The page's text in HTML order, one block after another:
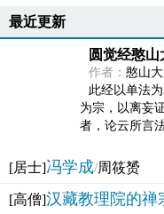
最近更新
圆觉经憨
作者： 憨山
此经以单法
为宗，以离妄
者，论云所言
[居士]冯学成/周筱赟
[高僧]汉藏教理院的禅